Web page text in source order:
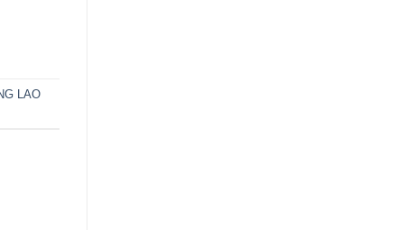
LAO